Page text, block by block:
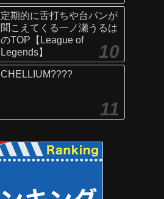
定期的に舌打ちや台パンが
聞こえてくる一ノ瀬うるは
のTOP【League of
Legends】
CHELLIUM????